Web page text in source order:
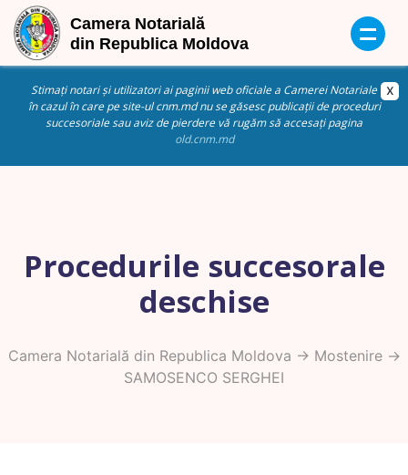
Stimați notari și utilizatori ai paginii web oficiale a Camerei Notariale
în cazul în care pe site-ul cnm.md nu se găsesc publicații de proceduri
succesoriale sau aviz de pierdere vă rugăm să accesați pagina
old.cnm.md
Procedurile succesorale
deschise
Camera Notarială din Republica Moldova -> Mostenire->
SAMOSENCO SERGHEI